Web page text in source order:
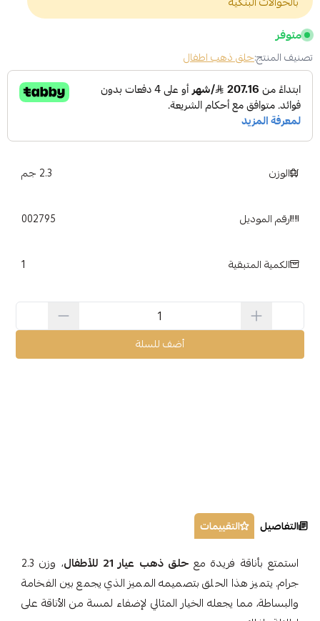
متوفر
تصنيف المنتج:حلق ذهب اطفال
الوزن 2.3 جم
رقم الموديل 002795
الكمية المتبقية 1
أضف للسلة
التفاصيل التقييمات
استمتع بأناقة فريدة معحلق ذهب عيار 21 للأطفال
، وزن 2.3
جرام. يتميز هذا الحلق بتصميمه المميز الذي يجمع بين الفخامة
والبساطة، مما يجعله الخيار المثالي لإضفاء لمسة من الأناقة على